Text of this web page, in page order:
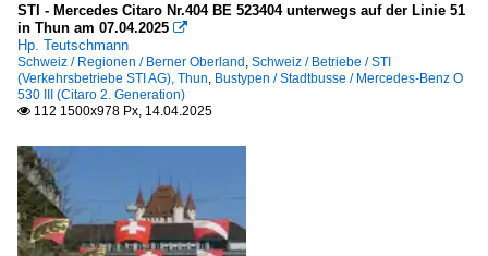
STI - Mercedes Citaro Nr.404 BE 523404 unterwegs auf der Linie 51
in Thun am 07.04.2025 
Hp. Teutschmann
Schweiz / Regionen / Berner Oberland, Schweiz / Betriebe / STI
(Verkehrsbetriebe STI AG), Thun, Bustypen / Stadtbusse / Mercedes-Benz O
530 III (Citaro 2. Generation)
 112 1500x978 Px, 14.04.2025